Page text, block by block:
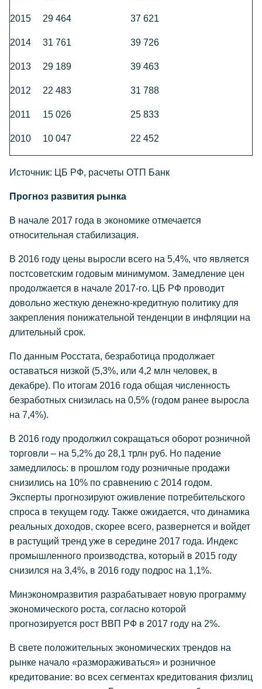
2015 29 464 37 621
2014 31 761 39 726
2013 29 189 39 463
2012 22 483 31 788
2011 15 026 25 833
2010 10 047 22 452
Источник: ЦБ РФ, расчеты ОТП Банк
Прогноз развития рынка
В начале 2017 года в экономике отмечается
относительная стабилизация.
В 2016 году цены выросли всего на 5,4%, что является
постсоветским годовым минимумом. Замедление цен
продолжается в начале 2017-го. ЦБ РФ проводит
довольно жесткую денежно-кредитную политику для
закрепления понижательной тенденции в инфляции на
длительный срок.
По данным Росстата, безработица продолжает
оставаться низкой (5,3%, или 4,2 млн человек, в
декабре). По итогам 2016 года общая численность
безработных снизилась на 0,5% (годом ранее выросла
на 7,4%).
В 2016 году продолжил сокращаться оборот розничной
торговли – на 5,2% до 28,1 трлн руб. Но падение
замедлилось: в прошлом году розничные продажи
снизились на 10% по сравнению с 2014 годом.
Эксперты прогнозируют оживление потребительского
спроса в текущем году. Также ожидается, что динамика
реальных доходов, скорее всего, развернется и войдет
в растущий тренд уже в середине 2017 года. Индекс
промышленного производства, который в 2015 году
снизился на 3,4%, в 2016 году подрос на 1,1%.
Минэкономразвития разрабатывает новую программу
экономического роста, согласно которой
прогнозируется рост ВВП РФ в 2017 году на 2%.
В свете положительных экономических трендов на
рынке начало «размораживаться» и розничное
кредитование: во всех сегментах кредитования физлиц